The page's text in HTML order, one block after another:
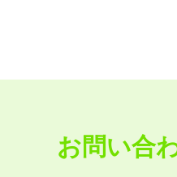
お問い合